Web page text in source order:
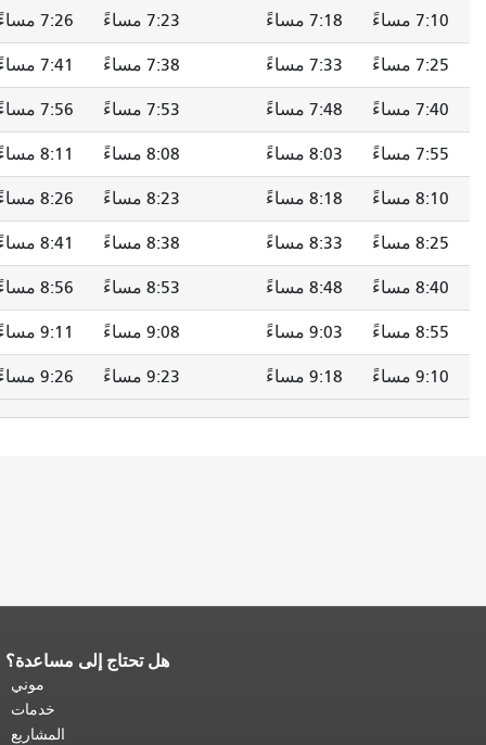
7:10 مساءً 7:18 مساءً 7:23 مساءً 7:26 مساءً
7:25 مساءً 7:33 مساءً 7:38 مساءً 7:41 مساءً
7:40 مساءً 7:48 مساءً 7:53 مساءً 7:56 مساءً
7:55 مساءً 8:03 مساءً 8:08 مساءً 8:11 مساءً
8:10 مساءً 8:18 مساءً 8:23 مساءً 8:26 مساءً
8:25 مساءً 8:33 مساءً 8:38 مساءً 8:41 مساءً
8:40 مساءً 8:48 مساءً 8:53 مساءً 8:56 مساءً
8:55 مساءً 9:03 مساءً 9:08 مساءً 9:11 مساءً
9:10 مساءً 9:18 مساءً 9:23 مساءً 9:26 مساءً
هل تحتاج إلى مساعدة؟
موني
خدمات
المشاريع